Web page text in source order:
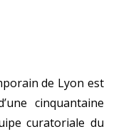
de Lyon est
cinquantaine
curatoriale du